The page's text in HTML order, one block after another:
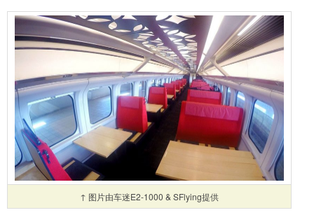
↑ 图片由车迷E2-1000 & SFlying提供